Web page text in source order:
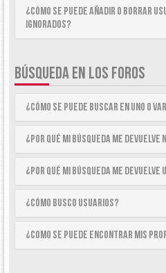
¿Cómo se puede añadir o borrar
Ignorados?
BÚSQUEDA EN LOS FOROS
¿Cómo se puede buscar en uno o
¿Por qué mi búsqueda me
¿Por qué mi búsqueda me devuelve
¿Cómo busco usuarios?
¿Como se puede encontrar mis